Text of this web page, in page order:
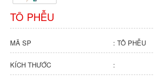
TÔ PHỄU
MÃ SP : TÔ PHỄU
KÍCH THƯỚC :